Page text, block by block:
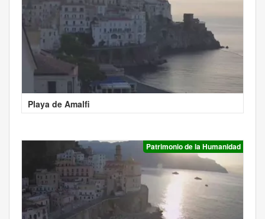
Playa de Amalfi
Patrimonio de la Humanidad